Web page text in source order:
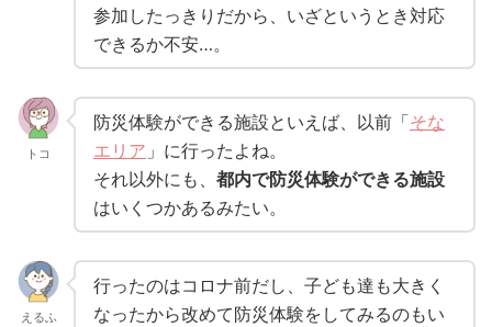
参加したっきりだから、いざというとき対応
できるか不安…。
トコ
防災体験ができる施設といえば、以前「そな
エリア 」に行ったよね。
それ以外にも、 都内で防災体験ができる施設
はいくつかあるみたい。
えるふ
行ったのはコロナ前だし、子ども達も大きく
なったから改めて防災体験をしてみるのもい